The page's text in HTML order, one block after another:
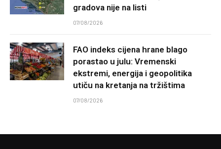
gradova nije na listi
07/08/2026
FAO indeks cijena hrane blago
porastao u julu: Vremenski
ekstremi, energija i geopolitika
utiču na kretanja na tržištima
07/08/2026